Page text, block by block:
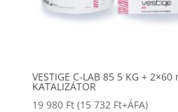
VESTIGE C-LAB 85 5 KG + 2×60
KATALIZÁTOR
19 980 Ft (15 732 Ft+ÁFA)